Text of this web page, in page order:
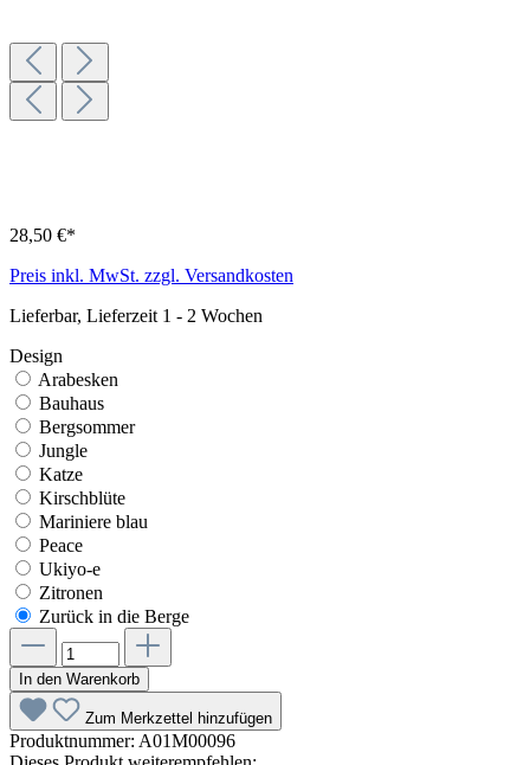
28,50 €*
Preis inkl. MwSt. zzgl. Versandkosten
Lieferbar, Lieferzeit 1 - 2 Wochen
Design
Arabesken
Bauhaus
Bergsommer
Jungle
Katze
Kirschblüte
Mariniere blau
Peace
Ukiyo-e
Zitronen
Zurück in die Berge
In den Warenkorb
Zum Merkzettel hinzufügen
Produktnummer: A01M00096